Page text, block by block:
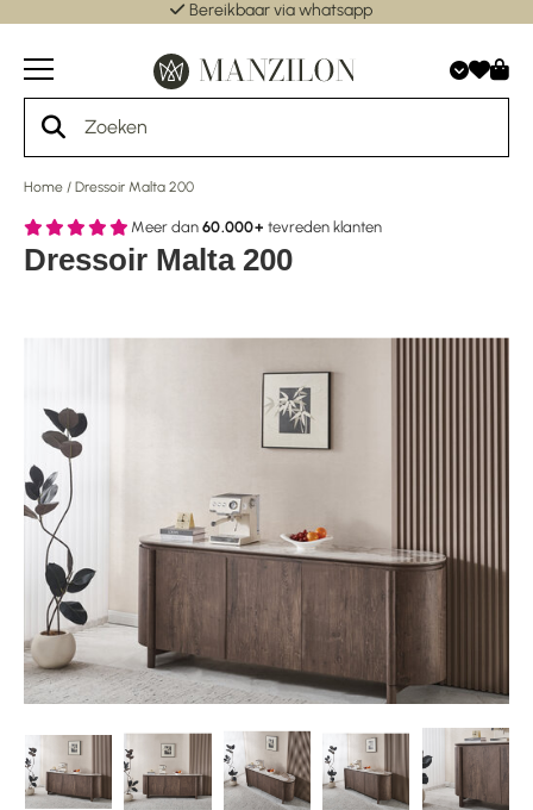
Bereikbaar via whatsapp
Home / Dressoir Malta 200
Meer dan 60.000+ tevreden klanten
Dressoir Malta 200